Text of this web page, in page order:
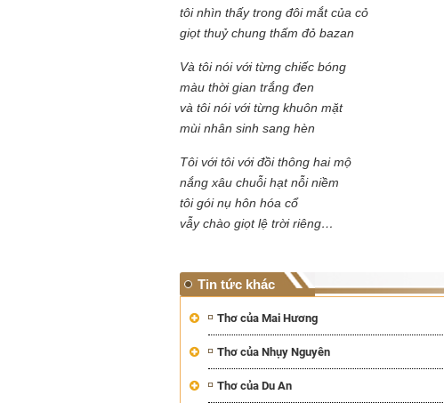
tôi nhìn thấy trong đôi mắt của cỏ
giọt thuỷ chung thấm đỏ bazan
Và tôi nói với từng chiếc bóng
màu thời gian trắng đen
và tôi nói với từng khuôn mặt
mùi nhân sinh sang hèn
Tôi với tôi với đồi thông hai mộ
nắng xâu chuỗi hạt nỗi niềm
tôi gói nụ hôn hóa cổ
vẫy chào giọt lệ trời riêng…
Tin tức khác
Thơ của Mai Hương
Thơ của Nhụy Nguyên
Thơ của Du An
Mùa xanh Tam Cốc
NGƯỜI
TÔI GẶP,
TÔI VIẾT
Tôi từng hình dung viết văn là
hành trình phác dựng thế giới từ
trí tưởng tượng, nơi nhà văn tự